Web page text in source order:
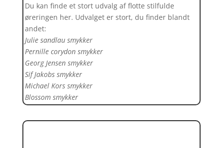
Du kan finde et stort udvalg af flotte stilfulde
øreringen her. Udvalget er stort, du finder blandt
andet:
Julie sandlau smykker
Pernille corydon smykker
Georg Jensen smykker
Sif Jakobs smykker
Michael Kors smykker
Blossom smykker